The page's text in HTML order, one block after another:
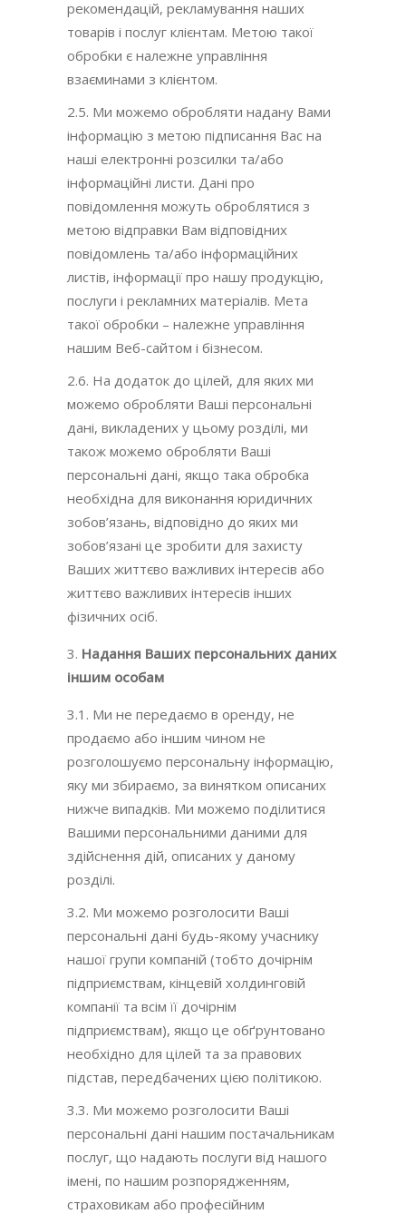
рекомендацій, рекламування наших
товарів і послуг клієнтам. Метою такої
обробки є належне управління
взаєминами з клієнтом.
2.5. Ми можемо обробляти надану Вами
інформацію з метою підписання Вас на
наші електронні розсилки та/або
інформаційні листи. Дані про
повідомлення можуть оброблятися з
метою відправки Вам відповідних
повідомлень та/або інформаційних
листів, інформації про нашу продукцію,
послуги і рекламних матеріалів. Мета
такої обробки – належне управління
нашим Веб-сайтом і бізнесом.
2.6. На додаток до цілей, для яких ми
можемо обробляти Ваші персональні
дані, викладених у цьому розділі, ми
також можемо обробляти Ваші
персональні дані, якщо така обробка
необхідна для виконання юридичних
зобов’язань, відповідно до яких ми
зобов’язані це зробити для захисту
Ваших життєво важливих інтересів або
життєво важливих інтересів інших
фізичних осіб.
Надання Ваших персональних даних
іншим особам
3.1. Ми не передаємо в оренду, не
продаємо або іншим чином не
розголошуємо персональну інформацію,
яку ми збираємо, за винятком описаних
нижче випадків. Ми можемо поділитися
Вашими персональними даними для
здійснення дій, описаних у даному
розділі.
3.2. Ми можемо розголосити Ваші
персональні дані будь-якому учаснику
нашої групи компаній (тобто дочірнім
підприємствам, кінцевій холдинговій
компанії та всім її дочірнім
підприємствам), якщо це обґрунтовано
необхідно для цілей та за правових
підстав, передбачених цією політикою.
3.3. Ми можемо розголосити Ваші
персональні дані нашим постачальникам
послуг, що надають послуги від нашого
імені, по нашим розпорядженням,
страховикам або професійним